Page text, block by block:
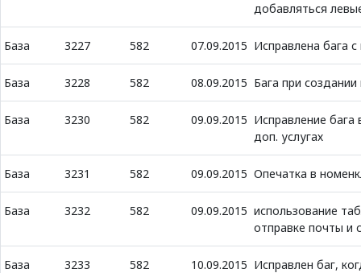
добавляться
База 3227 582 07.09.2015 Исправлена бага
База 3228 582 08.09.2015 Бага при
База 3230 582 09.09.2015 Исправление
доп. услугах
База 3231 582 09.09.2015 Опечатка в
База 3232 582 09.09.2015 использование
отправке почты и
База 3233 582 10.09.2015 Исправлен баг,